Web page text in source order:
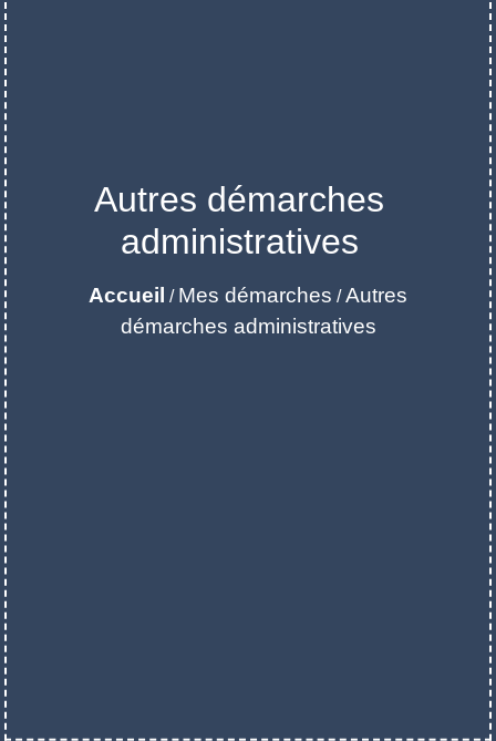
Autres démarches
administratives
Accueil / Mes démarches /Autres
démarches administratives